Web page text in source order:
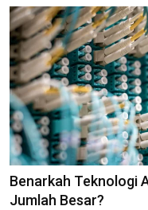
Benarkah Teknologi
Jumlah Besar?